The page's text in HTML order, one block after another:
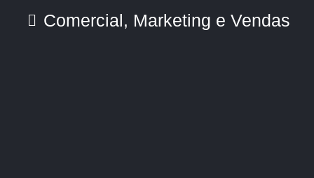
Comercial, Marketing e Vendas